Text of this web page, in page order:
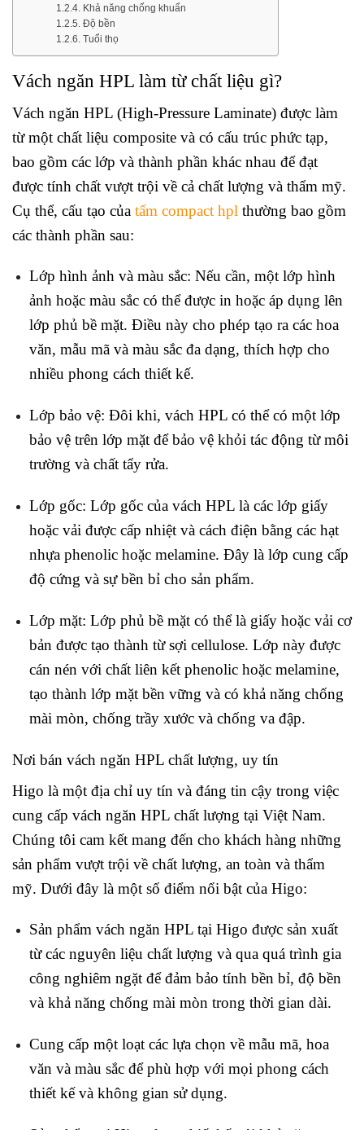
Khả năng chống khuẩn
Độ bền
Tuổi thọ
Vách ngăn HPL làm từ chất liệu gì?
Vách ngăn HPL (High-Pressure Laminate) được làm
từ một chất liệu composite và có cấu trúc phức tạp,
bao gồm các lớp và thành phần khác nhau để đạt
được tính chất vượt trội về cả chất lượng và thẩm mỹ.
Cụ thể, cấu tạo của tấm compact hpl thường bao gồm
các thành phần sau:
Lớp hình ảnh và màu sắc: Nếu cần, một lớp hình
ảnh hoặc màu sắc có thể được in hoặc áp dụng lên
lớp phủ bề mặt. Điều này cho phép tạo ra các hoa
văn, mẫu mã và màu sắc đa dạng, thích hợp cho
nhiều phong cách thiết kế.
Lớp bảo vệ: Đôi khi, vách HPL có thể có một lớp
bảo vệ trên lớp mặt để bảo vệ khỏi tác động từ môi
trường và chất tẩy rửa.
Lớp gốc: Lớp gốc của vách HPL là các lớp giấy
hoặc vải được cấp nhiệt và cách điện bằng các hạt
nhựa phenolic hoặc melamine. Đây là lớp cung cấp
độ cứng và sự bền bỉ cho sản phẩm.
Lớp mặt: Lớp phủ bề mặt có thể là giấy hoặc vải cơ
bản được tạo thành từ sợi cellulose. Lớp này được
cán nén với chất liên kết phenolic hoặc melamine,
tạo thành lớp mặt bền vững và có khả năng chống
mài mòn, chống trầy xước và chống va đập.
Nơi bán vách ngăn HPL chất lượng, uy tín
Higo là một địa chỉ uy tín và đáng tin cậy trong việc
cung cấp vách ngăn HPL chất lượng tại Việt Nam.
Chúng tôi cam kết mang đến cho khách hàng những
sản phẩm vượt trội về chất lượng, an toàn và thẩm
mỹ. Dưới đây là một số điểm nổi bật của Higo:
Sản phẩm vách ngăn HPL tại Higo được sản xuất
từ các nguyên liệu chất lượng và qua quá trình gia
công nghiêm ngặt để đảm bảo tính bền bỉ, độ bền
và khả năng chống mài mòn trong thời gian dài.
Cung cấp một loạt các lựa chọn về mẫu mã, hoa
văn và màu sắc để phù hợp với mọi phong cách
thiết kế và không gian sử dụng.